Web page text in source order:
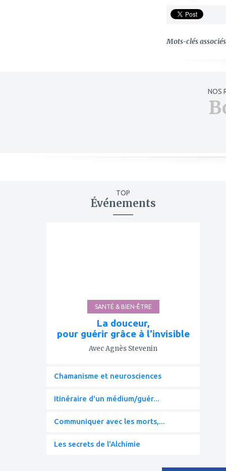
Mots-clés
NOS
TOP
Événements
SANTÉ & BIEN-ÊTRE
La douceur,
pour guérir grâce à l'invisible
Avec Agnès Stevenin
Chamanisme et neurosciences
Itinéraire d'un médium/guér...
Communiquer avec les morts,...
Les secrets de l'Alchimie